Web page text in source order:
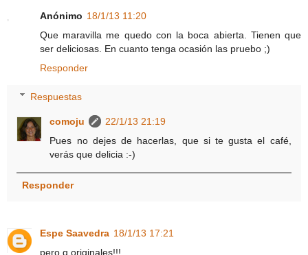
Anónimo 18/1/13 11:20
Que maravilla me quedo con la boca abierta. Tienen que
ser deliciosas. En cuanto tenga ocasión las pruebo ;)
Responder
Respuestas
comoju
22/1/13 21:19
Pues no dejes de hacerlas, que si te gusta el café,
verás que delicia :-)
Responder
Espe Saavedra 18/1/13 17:21
pero q originales!!!